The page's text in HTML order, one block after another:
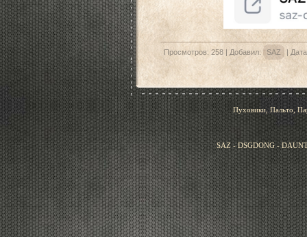
Просмотров: 258 | Добавил: SAZ |
Пуховики, Пальто,
SAZ - DSGDONG -